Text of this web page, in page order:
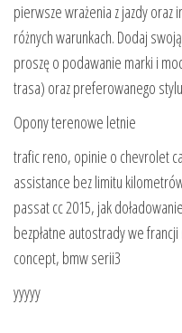
pierwsze wrażenia z jazdy oraz
różnych warunkach. Dodaj
proszę o podawanie marki i
trasa) oraz preferowanego
Opony terenowe letnie
trafic reno, opinie o chevrolet
assistance bez limitu
passat cc 2015, jak
bezpłatne autostrady we
concept, bmw serii3
yyyyy